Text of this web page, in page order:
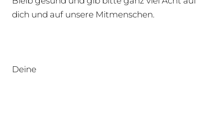
dich und auf unsere Mitmenschen.
Deine